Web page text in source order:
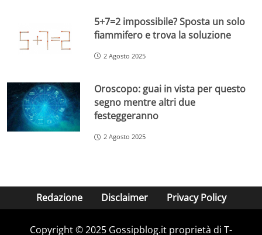
5+7=2 impossibile? Sposta un solo
fiammifero e trova la soluzione
2 Agosto 2025
Oroscopo: guai in vista per questo
segno mentre altri due
festeggeranno
2 Agosto 2025
Redazione Disclaimer Privacy Policy
Copyright © 2025 Gossipblog.it proprietà di T-